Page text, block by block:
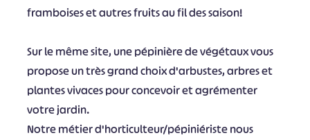
framboises et autres fruits au fil des saison!
Sur le même site, une pépinière de végétaux vous
propose un très grand choix d'arbustes, arbres et
plantes vivaces pour concevoir et agrémenter
votre jardin.
Notre métier d'horticulteur/pépiniériste nous